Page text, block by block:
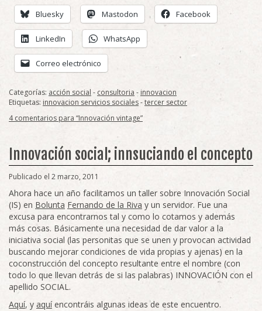
Bluesky Mastodon Facebook
LinkedIn WhatsApp
Correo electrónico
Categorías: acción social - consultoria - innovacion
Etiquetas: innovacion servicios sociales-tercer sector
4 comentarios para “Innovación vintage”
Innovación social; innsuciando el concepto
Publicado el 2 marzo, 2011
Ahora hace un año facilitamos un taller sobre Innovación Social
(IS) en Bolunta Fernando de la Riva y un servidor. Fue una
excusa para encontrarnos tal y como lo cotamos y además
más cosas. Básicamente una necesidad de dar valor a la
iniciativa social (las personitas que se unen y provocan actividad
buscando mejorar condiciones de vida propias y ajenas) en la
coconstrucción del concepto resultante entre el nombre (con
todo lo que llevan detrás de si las palabras) INNOVACIÓN con el
apellido SOCIAL.
Aquí, y aquíencontráis algunas ideas de este encuentro.